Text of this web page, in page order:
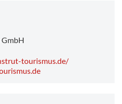
tourismus.de/